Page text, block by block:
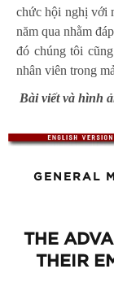
chức hội nghị với
năm qua nhằm
đó chúng tôi
nhân viên trong
Bài viết và hình
GENERAL
THE
THEIR